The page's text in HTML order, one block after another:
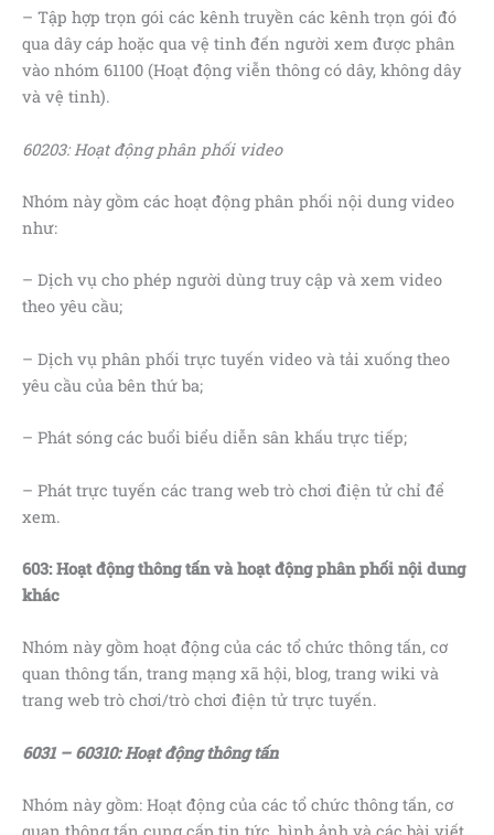
– Tập hợp trọn gói các kênh truyền các kênh trọn gói đó
qua dây cáp hoặc qua vệ tinh đến người xem được phân
vào nhóm 61100 (Hoạt động viễn thông có dây, không dây
và vệ tinh).
60203: Hoạt động phân phối video
Nhóm này gồm các hoạt động phân phối nội dung video
như:
– Dịch vụ cho phép người dùng truy cập và xem video
theo yêu cầu;
– Dịch vụ phân phối trực tuyến video và tải xuống theo
yêu cầu của bên thứ ba;
– Phát sóng các buổi biểu diễn sân khấu trực tiếp;
– Phát trực tuyến các trang web trò chơi điện tử chỉ để
xem.
603: Hoạt động thông tấn và hoạt động phân phối nội dung
khác
Nhóm này gồm hoạt động của các tổ chức thông tấn, cơ
quan thông tấn, trang mạng xã hội, blog, trang wiki và
trang web trò chơi/trò chơi điện tử trực tuyến.
6031 – 60310: Hoạt động thông tấn
Nhóm này gồm: Hoạt động của các tổ chức thông tấn, cơ